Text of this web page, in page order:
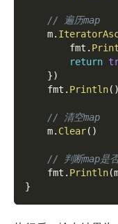
// 遍历map
    m
.
        fmt
.
return
})
    fmt
. Println( )
// 清空map
    m
. Clear( )
// 判断map是
    fmt
. Println(
}